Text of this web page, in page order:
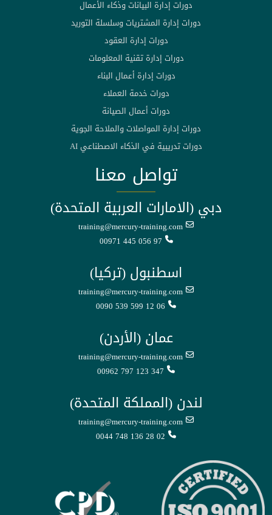
دورات إدارة البيانات وذكاء الأعمال
دورات إدارة المشتريات وسلسلة التوريد
دورات إدارة العقود
دورات إدارة تقنية المعلومات
دورات إدارة أعمال البناء
دورات خدمة العملاء
دورات أعمال الصيانة
دورات إدارة المواصلات والملاحة الجوية
دورات تدريبية في الذكاء الاصطناعي AI
تواصل معنا
دبي (الامارات العربية المتحدة)
training@mercury-training.com
00971 445 056 97
اسطنبول (تركيا)
training@mercury-training.com
0090 539 599 12 06
عمان (الأردن)
training@mercury-training.com
00962 797 123 347
لندن (المملكة المتحدة)
training@mercury-training.com
0044 748 136 28 02